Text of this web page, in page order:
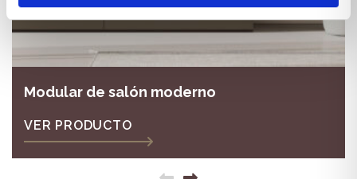
Modular de salón moderno
VER PRODUCTO